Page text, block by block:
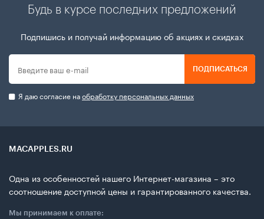
Будь в курсе последних предложений
Подпишись и получай информацию об акциях и скидках
ПОДПИСАТЬСЯ
Я даю согласие наобработку персональных данных
MACAPPLES.RU
Одна из особенностей нашего Интернет-магазина – это
соотношение доступной цены и гарантированного качества.
Мы принимаем к оплате: